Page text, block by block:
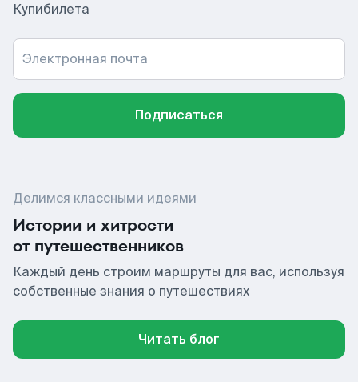
Купибилета
Электронная почта
Подписаться
Делимся классными идеями
Истории и хитрости
от путешественников
Каждый день строим маршруты для вас, используя
собственные знания о путешествиях
Читать блог